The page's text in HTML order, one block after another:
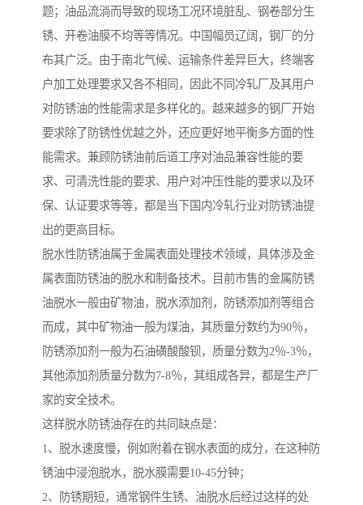
题；油品流淌而导致的现场工况环境脏乱、钢卷部分生
锈、开卷油膜不均等等情况。中国幅员辽阔，钢厂的分
布其广泛。由于南北气候、运输条件差异巨大，终端客
户加工处理要求又各不相同，因此不同冷轧厂及其用户
对防锈油的性能需求是多样化的。越来越多的钢厂开始
要求除了防锈性优越之外，还应更好地平衡多方面的性
能需求。兼顾防锈油前后道工序对油品兼容性能的要
求、可清洗性能的要求、用户对冲压性能的要求以及环
保、认证要求等等，都是当下国内冷轧行业对防锈油提
出的更高目标。
脱水性防锈油属于金属表面处理技术领域，具体涉及金
属表面防锈油的脱水和制备技术。目前市售的金属防锈
油脱水一般由矿物油，脱水添加剂，防锈添加剂等组合
而成，其中矿物油一般为煤油，其质量分数约为90％，
防锈添加剂一般为石油磺酸酸钡，质量分数为2％-3％，
其他添加剂质量分数为7-8％，其组成各异，都是生产厂
家的安全技术。
这样脱水防锈油存在的共同缺点是：
1、脱水速度慢，例如附着在钢水表面的成分，在这种防
锈油中浸泡脱水，脱水膜需要10-45分钟；
2、防锈期短，通常钢件生锈、油脱水后经过这样的处